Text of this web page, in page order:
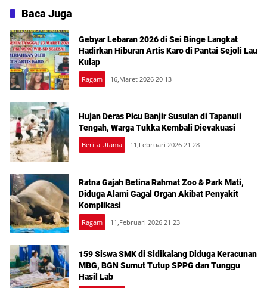
Baca Juga
Gebyar Lebaran 2026 di Sei Binge Langkat
Hadirkan Hiburan Artis Karo di Pantai Sejoli Lau
Kulap
Ragam 16,Maret 2026 20 13
Hujan Deras Picu Banjir Susulan di Tapanuli
Tengah, Warga Tukka Kembali Dievakuasi
Berita Utama 11,Februari 2026 21 28
Ratna Gajah Betina Rahmat Zoo & Park Mati,
Diduga Alami Gagal Organ Akibat Penyakit
Komplikasi
Ragam 11,Februari 2026 21 23
159 Siswa SMK di Sidikalang Diduga Keracunan
MBG, BGN Sumut Tutup SPPG dan Tunggu
Hasil Lab